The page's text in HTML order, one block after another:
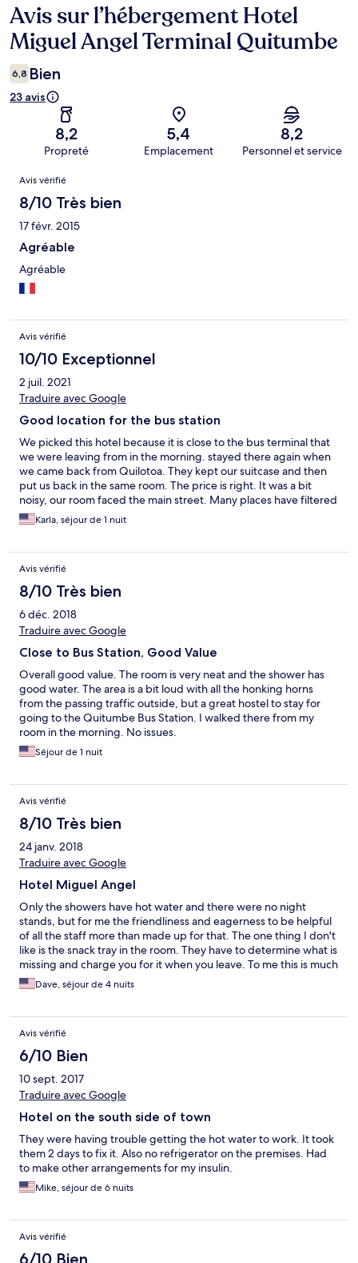
Avis
Avis sur l’hébergement Hotel
Miguel Angel Terminal Quitumbe
6,8 Bien
23 avis
8,2
Propreté
5,4
Emplacement
8,2
Personnel et service
Avis
Avis vérifié
8/10 Très bien
17 févr. 2015
Agréable
Agréable
Avis vérifié
10/10 Exceptionnel
2 juil. 2021
Traduire avec Google
Good location for the bus station
We picked this hotel because it is close to the bus terminal that
we were leaving from in the morning. stayed there again when
we came back from Quilotoa. They kept our suitcase and then
put us back in the same room. The price is right. It was a bit
noisy, our room faced the main street. Many places have filtered
water available to you to fill up instead of buying bottles, this
one did not.
Karla, séjour de 1 nuit
Avis vérifié
8/10 Très bien
6 déc. 2018
Traduire avec Google
Close to Bus Station, Good Value
Overall good value. The room is very neat and the shower has
good water. The area is a bit loud with all the honking horns
from the passing traffic outside, but a great hostel to stay for
going to the Quitumbe Bus Station. I walked there from my
room in the morning. No issues.
Séjour de 1 nuit
Avis vérifié
8/10 Très bien
24 janv. 2018
Traduire avec Google
Hotel Miguel Angel
Only the showers have hot water and there were no night
stands, but for me the friendliness and eagerness to be helpful
of all the staff more than made up for that. The one thing I don't
like is the snack tray in the room. They have to determine what is
missing and charge you for it when you leave. To me this is much
more a complication than a service.
Dave, séjour de 4 nuits
Avis vérifié
6/10 Bien
10 sept. 2017
Traduire avec Google
Hotel on the south side of town
They were having trouble getting the hot water to work. It took
them 2 days to fix it. Also no refrigerator on the premises. Had
to make other arrangements for my insulin.
Mike, séjour de 6 nuits
Avis vérifié